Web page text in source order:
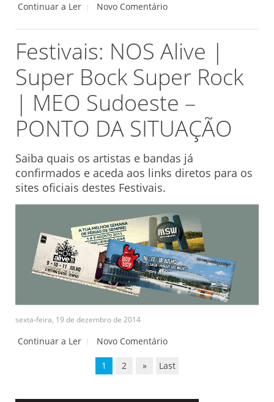
Continuar a Ler Novo Comentário
Festivais: NOS Alive |
Super Bock Super Rock
| MEO Sudoeste –
PONTO DA SITUAÇÃO
Saiba quais os artistas e bandas já
confirmados e aceda aos links diretos para os
sites oficiais destes Festivais.
sexta-feira, 19 de dezembro de 2014
Continuar a Ler Novo Comentário
1 2 » Last